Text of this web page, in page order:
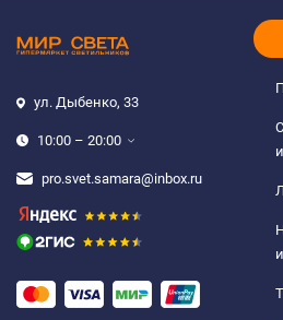
ул. Дыбенко, 33
10:00 – 20:00
pro.svet.samara@inbox.ru